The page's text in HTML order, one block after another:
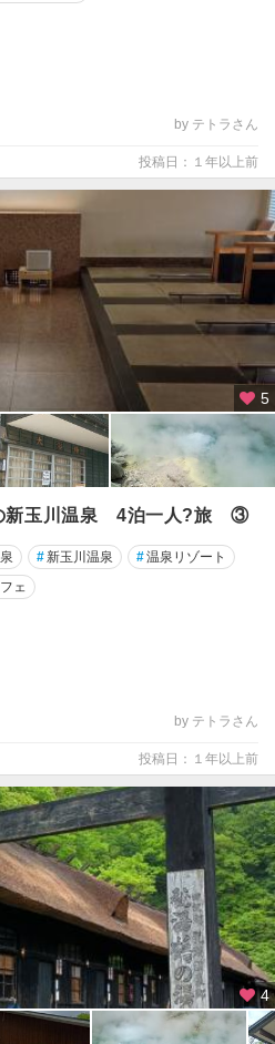
by テトラさん
投稿日：１年以上前
5
玉川温泉 4泊一人?旅 ③
#新玉川温泉 #温泉リゾート
ェ
by テトラさん
投稿日：１年以上前
4